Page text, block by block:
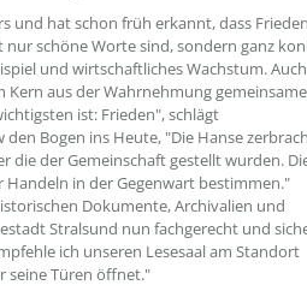
und hat schon früh erkannt, dass
schöne Worte sind, sondern ganz
und wirtschaftliches Wachstum. Auch
aus der Wahrnehmung
ist: Frieden", schlägt
Bogen ins Heute, "Die Hanse
die der Gemeinschaft gestellt wurden.
Handeln in der Gegenwart bestimmen."
Dokumente, Archivalien und
Stralsund nun fachgerecht und
ich unseren Lesesaal am Standort
seine Türen öffnet."